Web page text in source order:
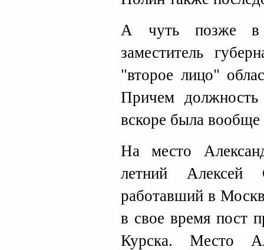
А чуть позже в
заместитель
"второе лицо"
Причем должность
вскоре была вообще
На место
летний Алексей
работавший в
в свое время пост
Курска. Место